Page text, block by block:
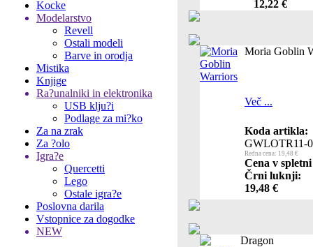
Kocke
Modelarstvo
Revell
Ostali modeli
Barve in orodja
Mistika
Knjige
Ra?unalniki in elektronika
USB klju?i
Podlage za mi?ko
Za na zrak
Za ?olo
Igra?e
Quercetti
Lego
Ostale igra?e
Poslovna darila
Vstopnice za dogodke
NEW
12,22 €
Moria Goblin
Več ...
Koda artikla:
GWLOTR11-
Redna cena: 19,48 €
Cena v spletni
Črni luknji:
19,48 €
Dragon